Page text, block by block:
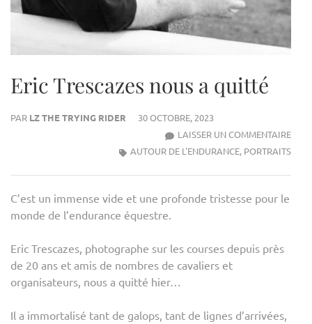
Eric Trescazes nous a quitté
PAR LZ THE TRYING RIDER
30 OCTOBRE, 2023
LAISSER UN COMMENTAIREERIC
AUTOUR DE L'ENDURANCE, PORTRAITS
C’est un immense vide et une profonde tristesse pour le
monde de l’endurance équestre.
Eric Trescazes, photographe sur les courses depuis près
de 20 ans et amis de nombres de cavaliers et
organisateurs, nous a quitté hier…
Il a immortalisé tant de galops, tant de lignes d’arrivées,